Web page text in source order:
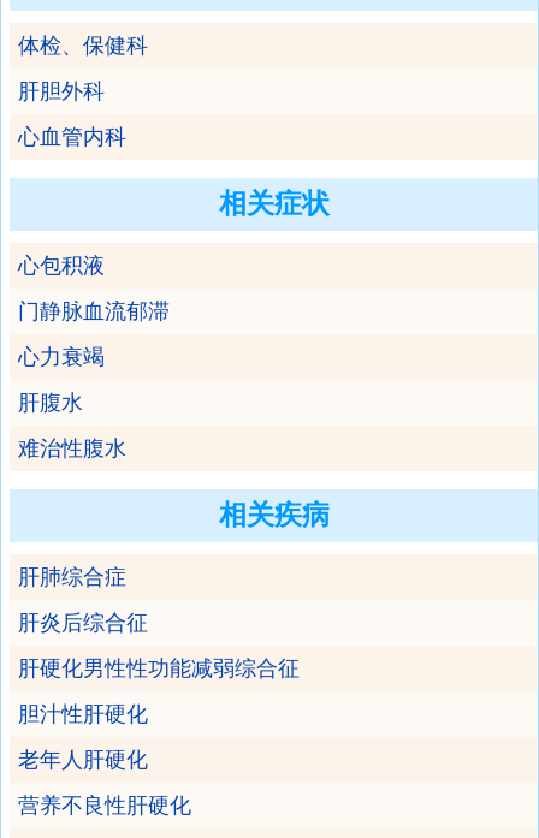
体检、保健科
肝胆外科
心血管内科
相关症状
心包积液
门静脉血流郁滞
心力衰竭
肝腹水
难治性腹水
相关疾病
肝肺综合症
肝炎后综合征
肝硬化男性性功能减弱综合征
胆汁性肝硬化
老年人肝硬化
营养不良性肝硬化